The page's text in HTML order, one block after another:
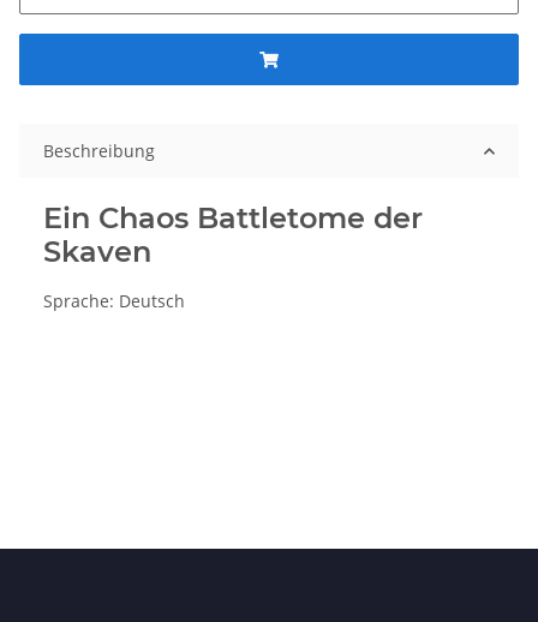
Beschreibung
Ein Chaos Battletome der
Skaven
Sprache: Deutsch